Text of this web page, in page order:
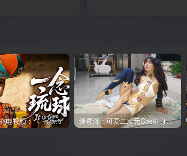
B站食贫道充电视频：《一念琉球》 缘樱澪：可爱二次元Cos健身主播，日常直播怼镜头一字马